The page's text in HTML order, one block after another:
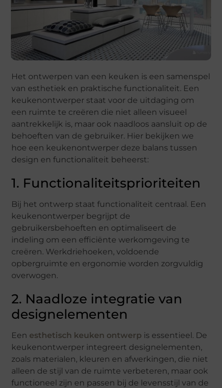
Het ontwerpen van een keuken is een samenspel
van esthetiek en praktische functionaliteit. Een
keukenontwerper staat voor de uitdaging om
een ruimte te creëren die niet alleen visueel
aantrekkelijk is, maar ook naadloos aansluit op de
behoeften van de gebruiker. Hier bekijken we
hoe een keukenontwerper deze balans tussen
design en functionaliteit beheerst:
1. Functionaliteitsprioriteiten
Bij het ontwerp staat functionaliteit centraal. Een
keukenontwerper begrijpt de
gebruikersbehoeften en optimaliseert de
indeling om een efficiënte werkomgeving te
creëren. Werkdriehoeken, voldoende
opbergruimte en ergonomie worden zorgvuldig
overwogen.
2. Naadloze integratie van
designelementen
Een esthetisch keuken ontwerp is essentieel. De
keukenontwerper integreert designelementen,
zoals materialen, kleuren en afwerkingen, die niet
alleen de stijl van de ruimte verbeteren, maar ook
functioneel zijn en passen bij de levensstijl van de